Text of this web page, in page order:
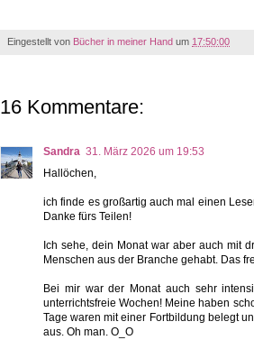
Eingestellt von Bücher in meiner Hand um 17:50:00
16 Kommentare:
Sandra 31. März 2026 um 19:53
Hallöchen,
ich finde es großartig auch mal einen
Danke fürs Teilen!
Ich sehe, dein Monat war aber auch mit
Menschen aus der Branche gehabt. Das
Bei mir war der Monat auch sehr
unterrichtsfreie Wochen! Meine haben
Tage waren mit einer Fortbildung belegt
aus. Oh man. O_O